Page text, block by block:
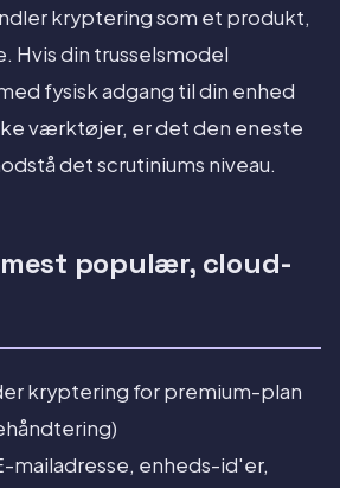
kryptering som et produkt,
Hvis din trusselsmodel
fysisk adgang til din enhed
værktøjer, er det den eneste
det scrutiniums niveau.
mest populær, cloud-
kryptering for premium-plan
mailadresse, enheds-id'er,